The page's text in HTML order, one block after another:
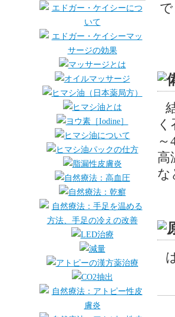
高
な